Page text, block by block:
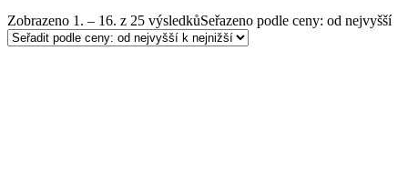
Zobrazeno 1. – 16. z 25 výsledkůSeřazeno podle ceny: od nejvyšší